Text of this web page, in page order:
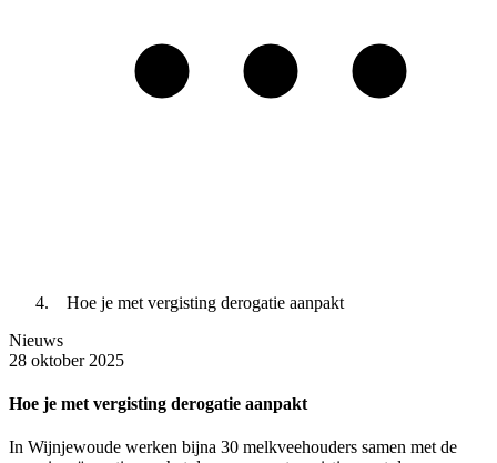
Hoe je met vergisting derogatie aanpakt
Nieuws
28 oktober 2025
Hoe je met vergisting derogatie aanpakt
In Wijnjewoude werken bijna 30 melkveehouders samen met de